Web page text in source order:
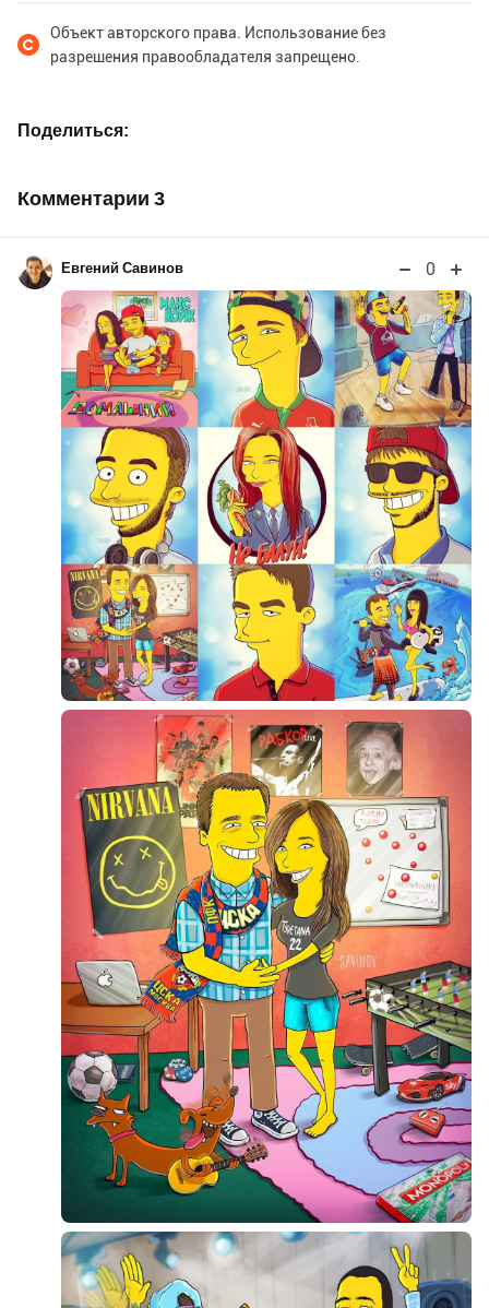
Объект авторского права. Использование без
разрешения правообладателя запрещено.
Поделиться
Комментарии 3
Евгений Савинов 0